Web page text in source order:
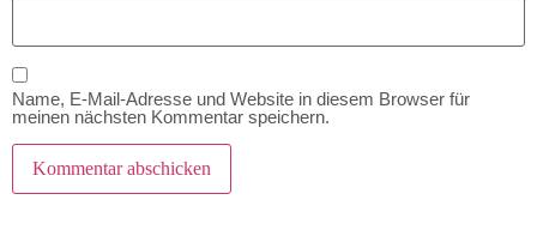
Name, E-Mail-Adresse und Website in diesem Browser für
meinen nächsten Kommentar speichern.